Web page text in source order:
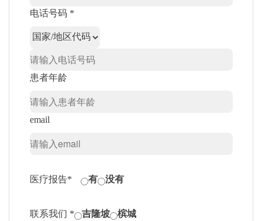
电话号码 *
患者年龄
email
医疗报告* 有 没有
联系我们 * 吉隆坡 槟城